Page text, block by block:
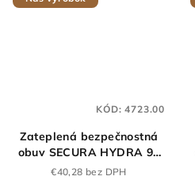
Zateplená bezpečnostná
obuv SECURA HYDRA 91
255 Z S2 biela
€40,28 bez DPH
KÓD:4723.00